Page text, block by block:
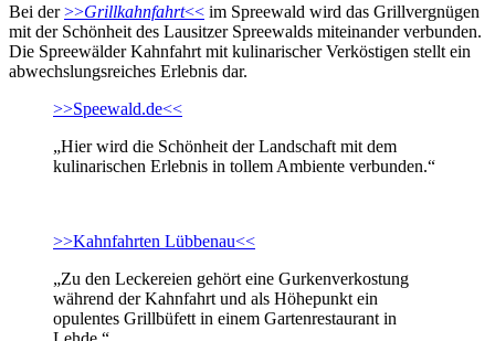
Bei der>>Grillkahnfahrt<< im Spreewald wird das Grillvergnügen
mit der Schönheit des Lausitzer Spreewalds miteinander verbunden.
Die Spreewälder Kahnfahrt mit kulinarischer Verköstigen stellt ein
abwechslungsreiches Erlebnis dar.
>>Speewald.de<<
„Hier wird die Schönheit der Landschaft mit dem
kulinarischen Erlebnis in tollem Ambiente verbunden.“
>>Kahnfahrten Lübbenau<<
„Zu den Leckereien gehört eine Gurkenverkostung
während der Kahnfahrt und als Höhepunkt ein
opulentes Grillbüfett in einem Gartenrestaurant in